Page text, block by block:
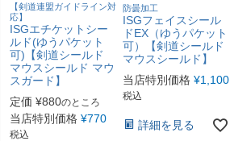
【剣道連盟ガイドライン対
応】
ISGエチケットシー
ルド(ゆうパケット
可)【剣道シールド
マウスシールド マウ
スガード】
定価 ¥880のところ
当店特別価格 ¥770
税込
防曇加工
ISGフェイスシール
ドEX（ゆうパケット
可）【剣道シールド
マウスシールド】
当店特別価格 ¥1,100
税込
詳細を見る